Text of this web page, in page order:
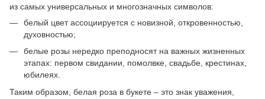
из самых универсальных и многозначных символов:
белый цвет ассоциируется с новизной, откровенностью,
духовностью;
белые розы нередко преподносят на важных жизненных
этапах: первом свидании, помолвке, свадьбе, крестинах,
юбилеях.
Таким образом, белая роза в букете – это знак уважения,